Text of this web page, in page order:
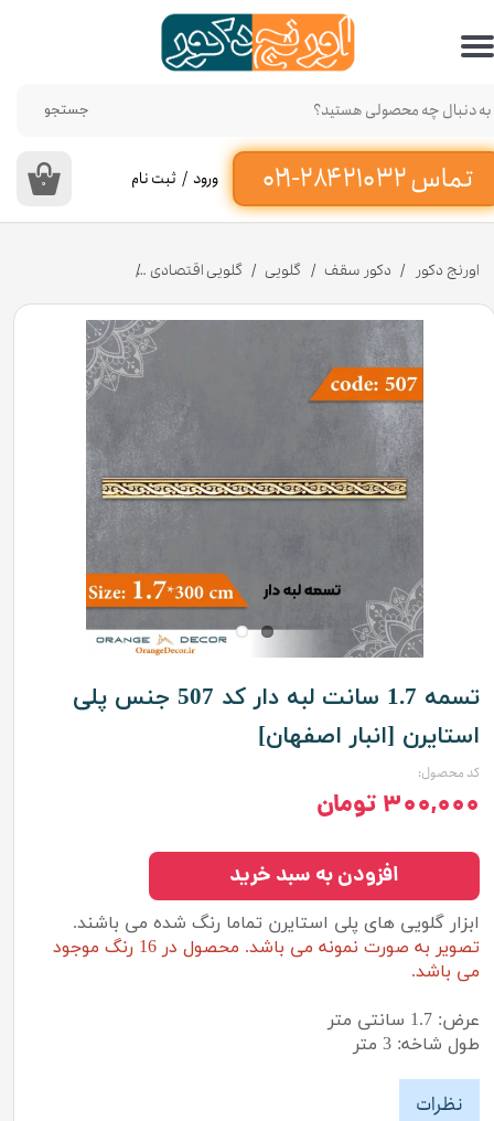
تماس ۳۲ ۲۱۰ ۲۸۴-۰۲۱‌
جستجو
۰ ورود / ثبت نام
حساب کاربری من
تغییر گذر واژه
سفارشات
خروج از حساب کاربری
اورنج دکور دکور سقف گلویی گلویی اقتصادی
تسمه 1.7 سانت لبه دار کد 507 جنس پلی
استایرن [انبار اصفهان]
کد محصول:
۳۰۰,۰۰۰ تومان
ابزار گلویی های پلی استایرن تماما رنگ شده می باشند.
تصویر به صورت نمونه می باشد. محصول در 16 رنگ موجود
می باشد.
عرض: 1.7 سانتی متر
طول شاخه: 3 متر
افزودن به سبد خرید
نظرات